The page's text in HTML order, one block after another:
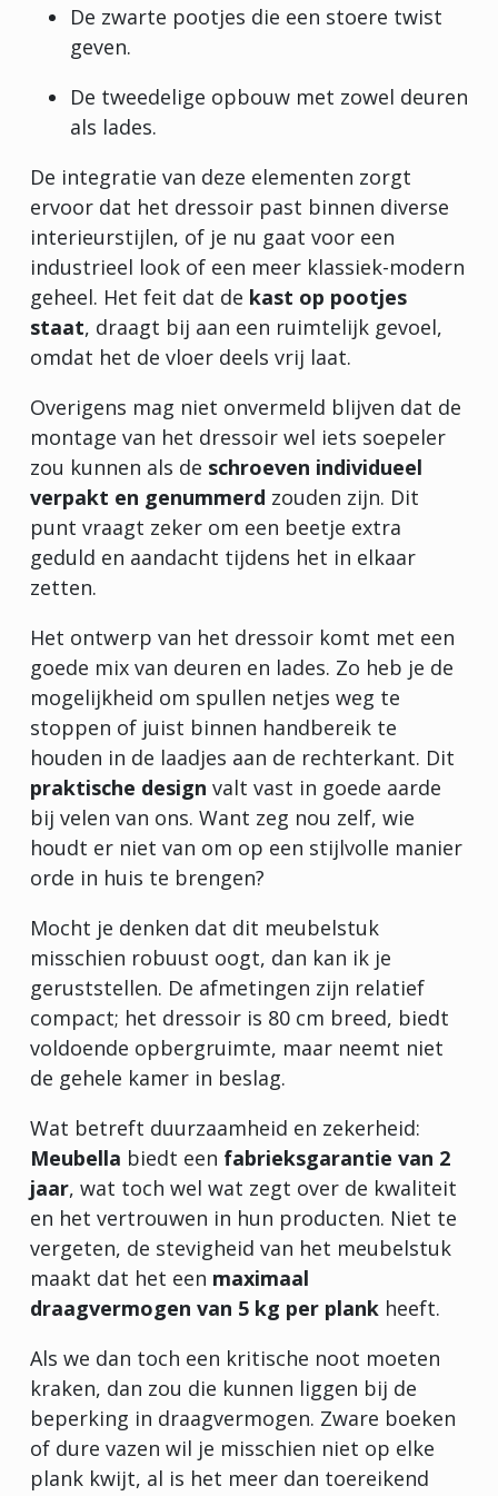
De zwarte pootjes die een stoere twist
geven.
De tweedelige opbouw met zowel deuren
als lades.
De integratie van deze elementen zorgt
ervoor dat het dressoir past binnen diverse
interieurstijlen, of je nu gaat voor een
industrieel look of een meer klassiek-modern
geheel. Het feit dat de kast op pootjes
staat, draagt bij aan een ruimtelijk gevoel,
omdat het de vloer deels vrij laat.
Overigens mag niet onvermeld blijven dat de
montage van het dressoir wel iets soepeler
zou kunnen als de schroeven individueel
verpakt en genummerd zouden zijn. Dit
punt vraagt zeker om een beetje extra
geduld en aandacht tijdens het in elkaar
zetten.
Het ontwerp van het dressoir komt met een
goede mix van deuren en lades. Zo heb je de
mogelijkheid om spullen netjes weg te
stoppen of juist binnen handbereik te
houden in de laadjes aan de rechterkant. Dit
praktische design valt vast in goede aarde
bij velen van ons. Want zeg nou zelf, wie
houdt er niet van om op een stijlvolle manier
orde in huis te brengen?
Mocht je denken dat dit meubelstuk
misschien robuust oogt, dan kan ik je
geruststellen. De afmetingen zijn relatief
compact; het dressoir is 80 cm breed, biedt
voldoende opbergruimte, maar neemt niet
de gehele kamer in beslag.
Wat betreft duurzaamheid en zekerheid:
Meubella biedt een fabrieksgarantie van 2
jaar, wat toch wel wat zegt over de kwaliteit
en het vertrouwen in hun producten. Niet te
vergeten, de stevigheid van het meubelstuk
maakt dat het een maximaal
draagvermogen van 5 kg per plank heeft.
Als we dan toch een kritische noot moeten
kraken, dan zou die kunnen liggen bij de
beperking in draagvermogen. Zware boeken
of dure vazen wil je misschien niet op elke
plank kwijt, al is het meer dan toereikend